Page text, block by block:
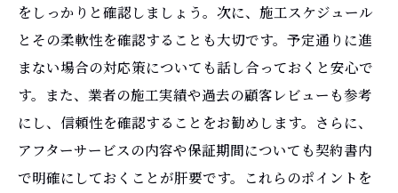
をしっかりと確認しましょう。次に、施工スケジュール
とその柔軟性を確認することも大切です。予定通りに進
まない場合の対応策についても話し合っておくと安心で
す。また、業者の施工実績や過去の顧客レビューも参考
にし、信頼性を確認することをお勧めします。さらに、
アフターサービスの内容や保証期間についても契約書内
で明確にしておくことが肝要です。これらのポイントを